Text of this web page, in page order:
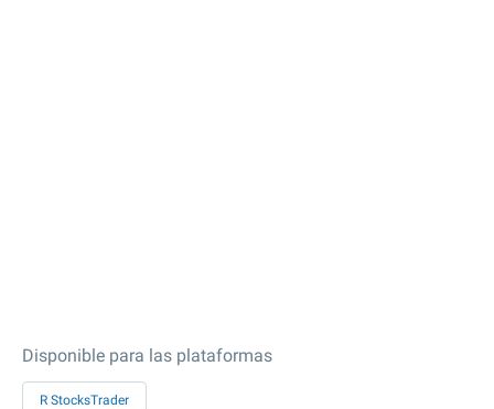
Disponible para las plataformas
R StocksTrader